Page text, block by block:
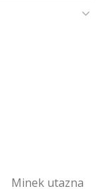
Minek utazna